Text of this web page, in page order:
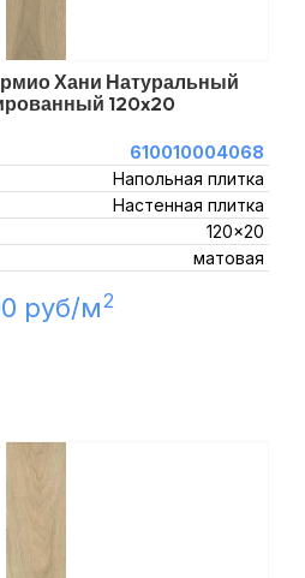
Хани Натуральный
120x20
610010004068
Напольная плитка
Настенная плитка
120x20
матовая
руб/м2